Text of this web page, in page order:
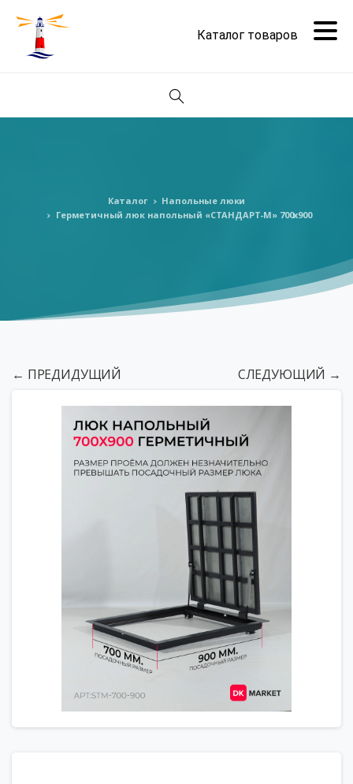
Поиск
Каталог
Напольные люки
Герметичный люк напольный «СТАНДАРТ-М» 700х900
← ПРЕДИДУЩИЙ СЛЕДУЮЩИЙ →